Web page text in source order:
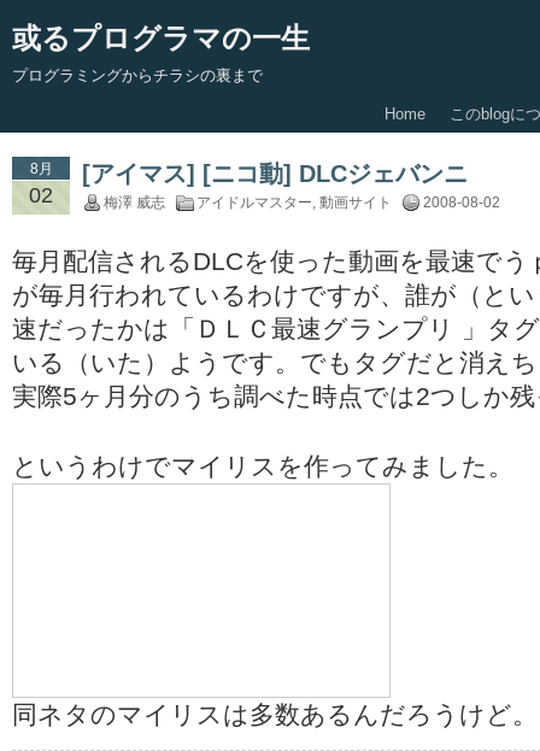
或るプログラマの一生
プログラミングからチラシの裏まで
Home このblogに
8月
02
[アイマス] [ニコ動] DLCジェバンニ
梅澤 威志 アイドルマスター, 動画サイト 2008-08-02
毎月配信されるDLCを使った動画を最速で
が毎月行われているわけですが、誰が（と
速だったかは「ＤＬＣ最速グランプリ 」タ
いる（いた）ようです。でもタグだと消え
実際5ヶ月分のうち調べた時点では2つしか
というわけでマイリスを作ってみました。
同ネタのマイリスは多数あるんだろうけど。